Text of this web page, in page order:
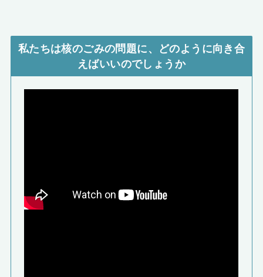
私たちは核のごみの問題に、どのように向き合
えばいいのでしょうか